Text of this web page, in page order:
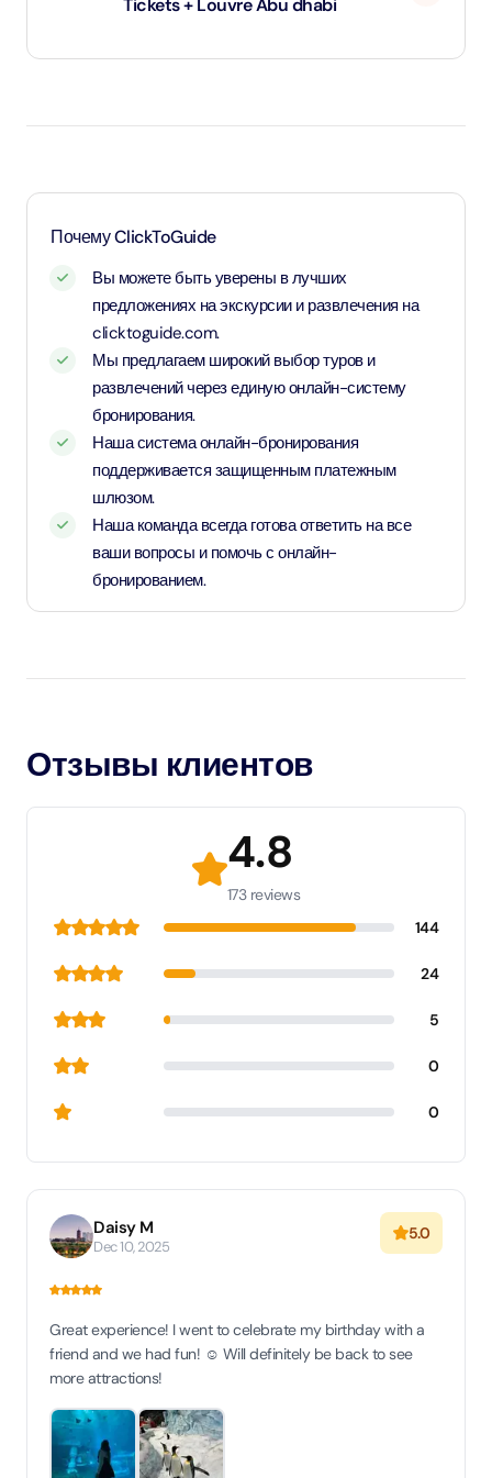
Tickets + Louvre Abu dhabi
бесплатный.
тариф для взрослых
Почему ClickToGuide
Вы можете быть уверены в лучших
предложениях на экскурсии и развлечения на
clicktoguide.com.
Мы предлагаем широкий выбор туров и
развлечений через единую онлайн-систему
бронирования.
Наша система онлайн-бронирования
поддерживается защищенным платежным
шлюзом.
Наша команда всегда готова ответить на все
ваши вопросы и помочь с онлайн-
бронированием.
Отзывы клиентов
4.8
173 reviews
144
24
5
0
0
Daisy M
Dec 10, 2025
5.0
Great experience! I went to celebrate my birthday with a
friend and we had fun! ☺️ Will definitely be back to see
more attractions!